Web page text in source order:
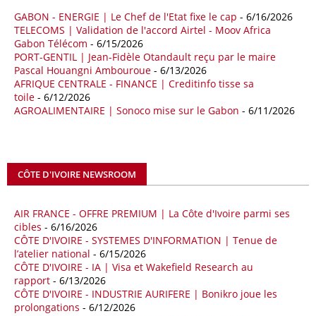
quatre premiers mois de 2025.
09/05/26 ITALIE - LIBYE
Les deux pays veulent accélérer leurs projets gaziers communs, afin
de sécuriser davantage les approvisionnements énergétiques en
Méditerranée, dans un contexte marqué par des tensions
géopolitiques internationales et des perturbations sur le marché
mondial du gaz. Réunis à Rome le jeudi 7 mai, la Première ministre
coopération et les investissements dans le secteur énergétique. Cette
séquence survient alors que Rome cherche à réduire son exposition
18/04/26 ALGERIE - BP
La multinationale BP signe son retour en Algérie où un permis de
prospection d’hydrocarbures dans le bassin oriental lui a été attribué
par l’Agence nationale pour la valorisation des ressources en
hydrocarbures (ALNAFT). L’information rendue publique mercredi 15
avril par l’institution, intervient dans le cadre de sa politique de relance
de l’exploration. Le périmètre concerné se situe dans une zone de
GABON - ENERGIE | Le Chef de l'Etat fixe le cap - 6/16/2026
TELECOMS | Validation de l'accord Airtel - Moov Africa
Gabon Télécom - 6/15/2026
PORT-GENTIL | Jean-Fidèle Otandault reçu par le maire
Pascal Houangni Ambouroue - 6/13/2026
AFRIQUE CENTRALE - FINANCE | Creditinfo tisse sa
toile - 6/12/2026
AGROALIMENTAIRE | Sonoco mise sur le Gabon - 6/11/2026
CÔTE D'IVOIRE NEWSROOM
AIR FRANCE - OFFRE PREMIUM | La Côte d'Ivoire parmi ses
cibles - 6/16/2026
CÔTE D'IVOIRE - SYSTEMES D'INFORMATION | Tenue de
l’atelier national - 6/15/2026
CÔTE D'IVOIRE - IA | Visa et Wakefield Research au
rapport - 6/13/2026
CÔTE D'IVOIRE - INDUSTRIE AURIFERE | Bonikro joue les
prolongations - 6/12/2026